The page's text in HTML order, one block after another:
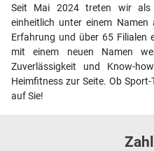
Seit Mai 2024 treten wir
einheitlich unter einem
Erfahrung und über 65 Filialen
mit einem neuen Namen
Zuverlässigkeit und Know-
Heimfitness zur Seite. Ob
auf Sie!